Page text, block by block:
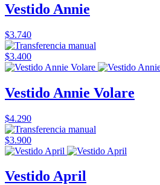
Vestido Annie
$3.740
$3.400
Vestido Annie Volare
$4.290
$3.900
Vestido April